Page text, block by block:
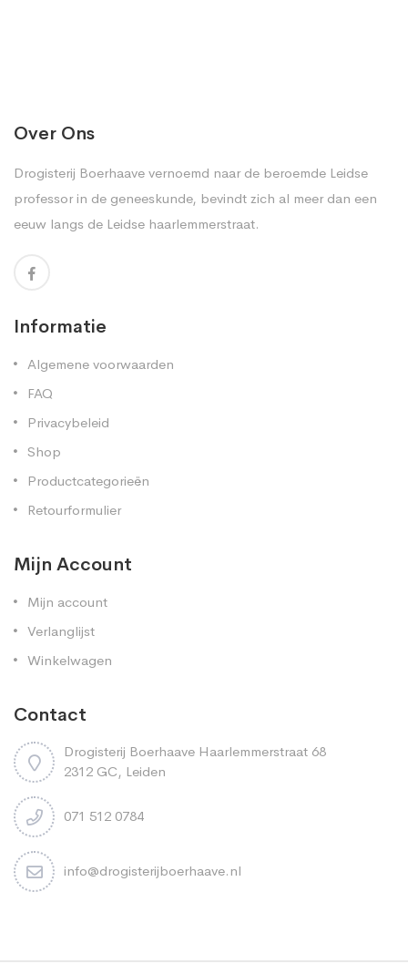
Over Ons
Drogisterij Boerhaave vernoemd naar de beroemde Leidse
professor in de geneeskunde, bevindt zich al meer dan een
eeuw langs de Leidse haarlemmerstraat.
Informatie
Algemene voorwaarden
FAQ
Privacybeleid
Shop
Productcategorieën
Retourformulier
Mijn Account
Mijn account
Verlanglijst
Winkelwagen
Contact
Drogisterij Boerhaave Haarlemmerstraat 68
2312 GC, Leiden
071 512 0784
info@drogisterijboerhaave.nl